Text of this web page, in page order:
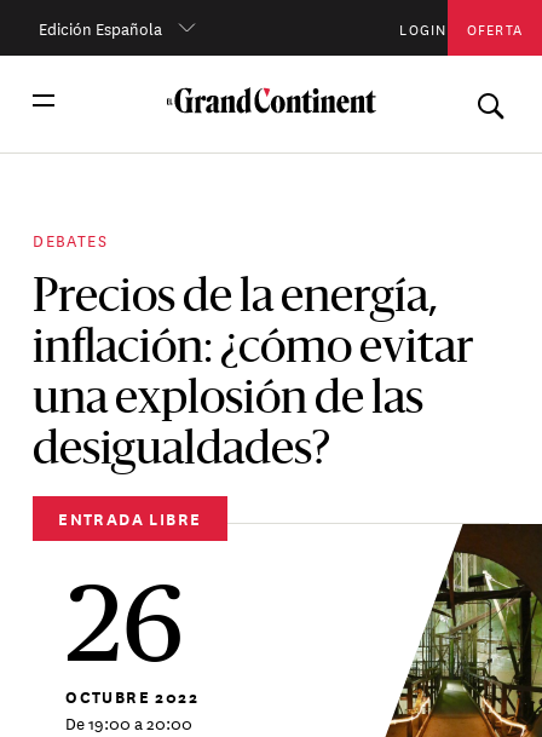
Edición Española LOGIN OFERTA
DEBATES
Precios de la energía,
inflación: ¿cómo evitar
una explosión de las
desigualdades?
ENTRADA LIBRE
26
OCTUBRE 2022
De 19:00 a 20:00